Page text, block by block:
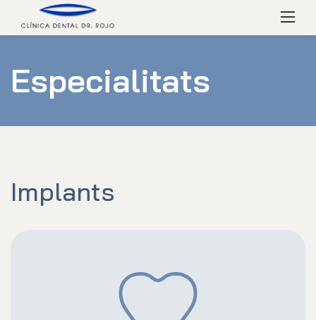
content
Menú
Especialitats
Implants